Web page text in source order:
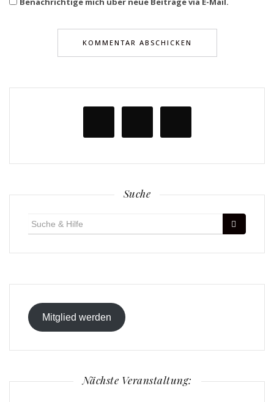
Suche
für:
Mitglied werden
Nächste Veranstaltung: